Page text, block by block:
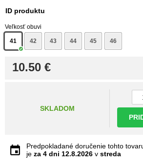
ID produktu
Veľkosť obuvi
41 42 43 44 45 46
10.50 €
SKLADOM
Predpokladané doručenie tohto
je za 4 dni 12.8.2026 v streda